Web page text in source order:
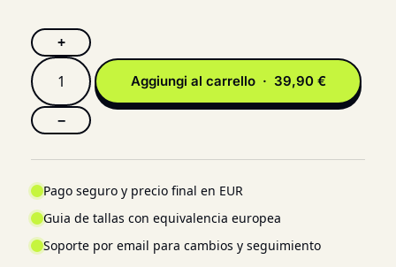
+
−
Aggiungi al carrello · 39,90 €
Pago seguro y precio final en EUR
Guia de tallas con equivalencia europea
Soporte por email para cambios y seguimiento